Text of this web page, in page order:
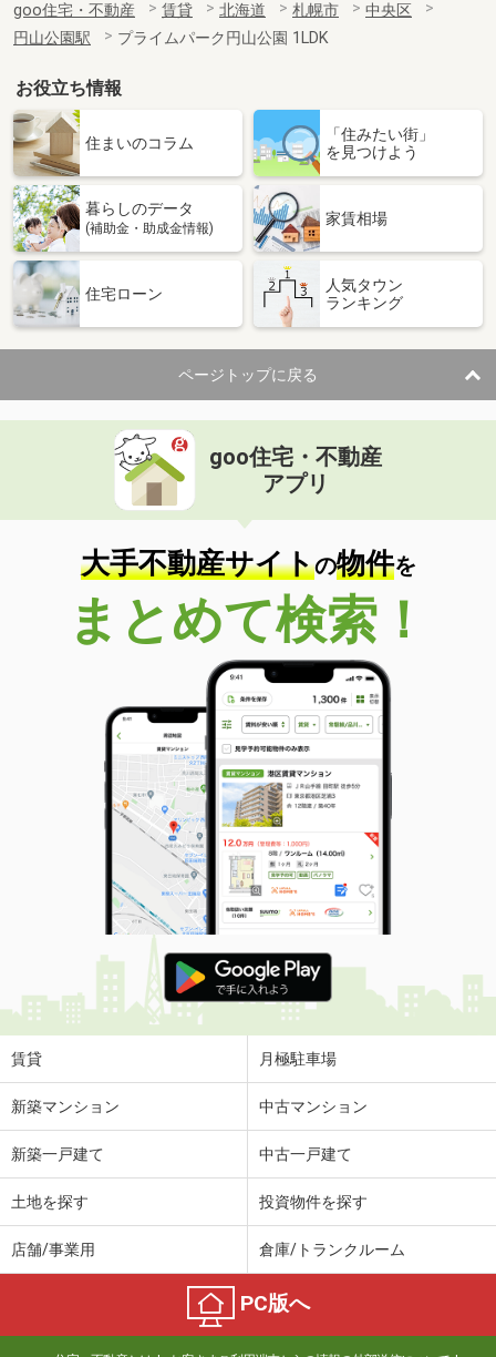
goo住宅・不動産 賃貸 北海道 札幌市
中央区
円山公園駅
プライムパーク円山公園 1LDK
お役立ち情報
住まいのコラム
「住みたい街」
を見つけよう
暮らしのデータ
(補助金・助成金情報)
家賃相場
住宅ローン
人気タウン
ランキング
ページトップに戻る
goo住宅・不動産
アプリ
大手不動産サイトの物件を
まとめて検索！
賃貸 月極駐車場
新築マンション 中古マンション
新築一戸建て 中古一戸建て
土地を探す 投資物件を探す
店舗/事業用 倉庫/トランクルーム
PC版へ